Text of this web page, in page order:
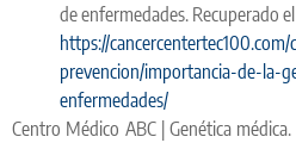
de enfermedades. Recuperado
https://
prevencion/importancia-de-la-
enfermedades/
Centro Médico ABC | Genética